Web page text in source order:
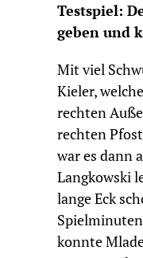
Testspiel:
geben und
Mit viel
Kieler,
rechten
rechten
war es dann
Langkowski
lange Eck
konnte